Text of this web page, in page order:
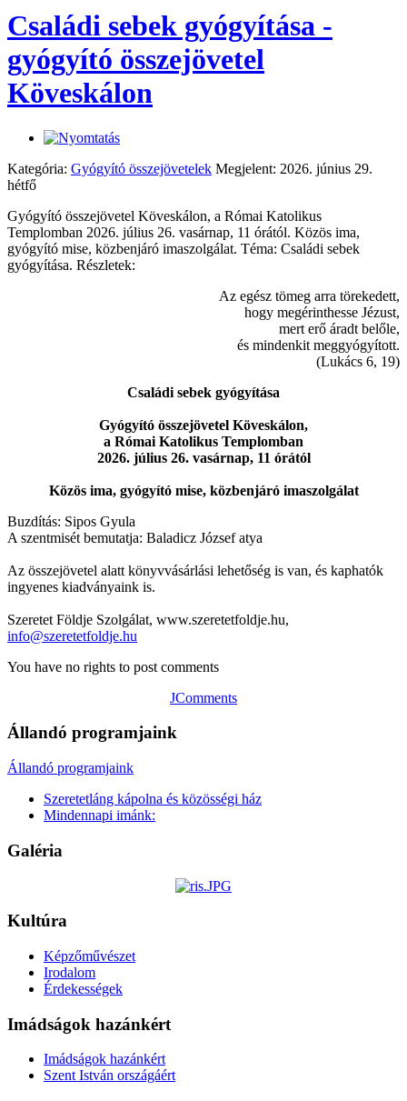
Családi sebek gyógyítása -
gyógyító összejövetel
Köveskálon
Kategória: Gyógyító összejövetelek Megjelent: 2026. június 29.
hétfő
Gyógyító összejövetel Köveskálon, a Római Katolikus
Templomban 2026. július 26. vasárnap, 11 órától. Közös ima,
gyógyító mise, közbenjáró imaszolgálat. Téma: Családi sebek
gyógyítása. Részletek:
Az egész tömeg arra törekedett,
hogy megérinthesse Jézust,
mert erő áradt belőle,
és mindenkit meggyógyított.
(Lukács 6, 19)
Családi sebek gyógyítása
Gyógyító összejövetel Köveskálon,
a Római Katolikus Templomban
2026. július 26. vasárnap, 11 órától
Közös ima, gyógyító mise, közbenjáró imaszolgálat
Buzdítás: Sipos Gyula
A szentmisét bemutatja: Baladicz József atya
Az összejövetel alatt könyvvásárlási lehetőség is van, és kaphatók
ingyenes kiadványaink is.
Szeretet Földje Szolgálat, www.szeretetfoldje.hu,
info@szeretetfoldje.hu
You have no rights to post comments
JComments
Állandó programjaink
Állandó programjaink
Szeretetláng kápolna és közösségi ház
Mindennapi imánk:
Galéria
Kultúra
Képzőművészet
Irodalom
Érdekességek
Imádságok hazánkért
Imádságok hazánkért
Szent István országáért